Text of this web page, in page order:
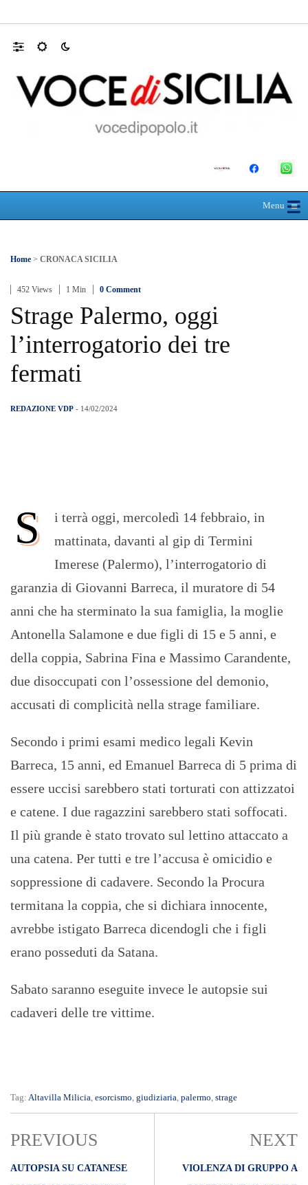
Menu≡
☰
Home > CRONACA SICILIA
452 Views 1 Min 0 Comment
Strage Palermo, oggi
l’interrogatorio dei tre
fermati
REDAZIONE VDP - 14/02/2024
S
i terrà oggi, mercoledì 14 febbraio, in
mattinata, davanti al gip di Termini
Imerese (Palermo), l’interrogatorio di
garanzia di Giovanni Barreca, il muratore di 54
anni che ha sterminato la sua famiglia, la moglie
Antonella Salamone e due figli di 15 e 5 anni, e
della coppia, Sabrina Fina e Massimo Carandente,
due disoccupati con l’ossessione del demonio,
accusati di complicità nella strage familiare.
Secondo i primi esami medico legali Kevin
Barreca, 15 anni, ed Emanuel Barreca di 5 prima di
essere uccisi sarebbero stati torturati con attizzatoi
e catene. I due ragazzini sarebbero stati soffocati.
Il più grande è stato trovato sul lettino attaccato a
una catena. Per tutti e tre l’accusa è omicidio e
soppressione di cadavere. Secondo la Procura
termitana la coppia, che si dichiara innocente,
avrebbe istigato Barreca dicendogli che i figli
erano posseduti da Satana.
Sabato saranno eseguite invece le autopsie sui
cadaveri delle tre vittime.
Tag: Altavilla Milicia, esorcismo, giudiziaria, palermo, strage
PREVIOUS
AUTOPSIA SU CATANESE
NEXT
VIOLENZA DI GRUPPO A